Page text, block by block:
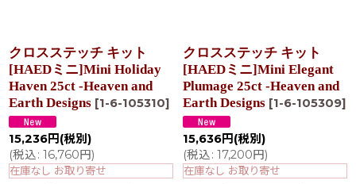
クロスステッチ キット
[HAEDミニ]Mini Holiday
Haven 25ct -Heaven and
Earth Designs [1-6-105310]
15,236円 (税別)
(税込: 16,760円)
在庫なし お取り寄せ
クロスステッチ キット
[HAEDミニ]Mini Elegant
Plumage 25ct -Heaven and
Earth Designs [1-6-105309]
15,636円 (税別)
(税込: 17,200円)
在庫なし お取り寄せ